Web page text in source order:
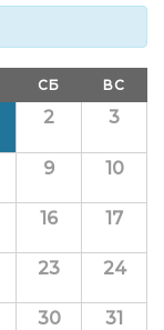
СБ ВС
2 3
9 10
16 17
23 24
30 31